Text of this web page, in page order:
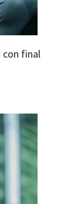
con final